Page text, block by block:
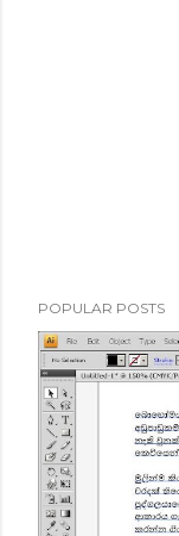
POPULAR POSTS